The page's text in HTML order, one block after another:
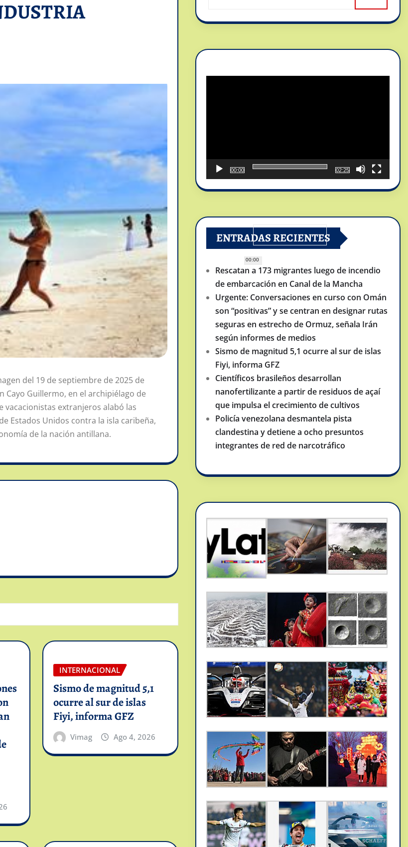
del 19 de septiembre de 2025 de
Guillermo, en el archipiélago de
vacacionistas extranjeros alabó las
Estados Unidos contra la isla caribeña,
de la nación antillana.
INTERNACIONAL
Sismo de magnitud 5,1
ocurre al sur de islas
Fiyi, informa GFZ
Vimag Ago 4, 2026
00:00
00:00
02:25
ENTRADAS RECIENTES
Rescatan a 173 migrantes luego de incendio
de embarcación en Canal de la Mancha
Urgente: Conversaciones en curso con Omán
son “positivas” y se centran en designar rutas
seguras en estrecho de Ormuz, señala Irán
según informes de medios
Sismo de magnitud 5,1 ocurre al sur de islas
Fiyi, informa GFZ
Científicos brasileños desarrollan
nanofertilizante a partir de residuos de açaí
que impulsa el crecimiento de cultivos
Policía venezolana desmantela pista
clandestina y detiene a ocho presuntos
integrantes de red de narcotráfico